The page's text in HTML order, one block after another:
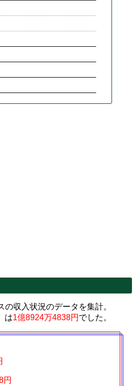
収入状況のデータを集計。
は1億8924万4838円 でした。
円